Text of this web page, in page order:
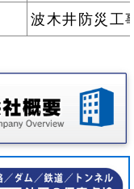
波木井防災工